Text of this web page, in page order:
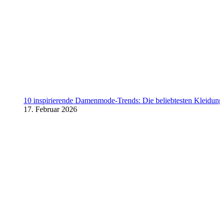
10 inspirierende Damenmode-Trends: Die beliebtesten
17. Februar 2026